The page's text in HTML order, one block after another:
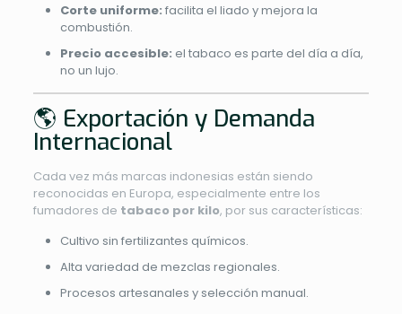
Corte uniforme: facilita el liado y mejora la
combustión.
Precio accesible: el tabaco es parte del día a día,
no un lujo.
🌎 Exportación y Demanda
Internacional
Cada vez más marcas indonesias están siendo
reconocidas en Europa, especialmente entre los
fumadores de tabaco por kilo, por sus características:
Cultivo sin fertilizantes químicos.
Alta variedad de mezclas regionales.
Procesos artesanales y selección manual.